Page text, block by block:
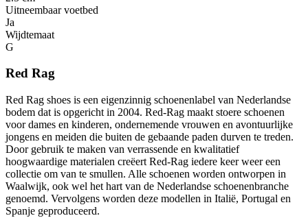
Uitneembaar voetbed
Ja
Wijdtemaat
G
Red Rag
Red Rag shoes is een eigenzinnig schoenenlabel van Nederlandse
bodem dat is opgericht in 2004. Red-Rag maakt stoere schoenen
voor dames en kinderen, ondernemende vrouwen en avontuurlijke
jongens en meiden die buiten de gebaande paden durven te treden.
Door gebruik te maken van verrassende en kwalitatief
hoogwaardige materialen creëert Red-Rag iedere keer weer een
collectie om van te smullen. Alle schoenen worden ontworpen in
Waalwijk, ook wel het hart van de Nederlandse schoenenbranche
genoemd. Vervolgens worden deze modellen in Italië, Portugal en
Spanje geproduceerd.